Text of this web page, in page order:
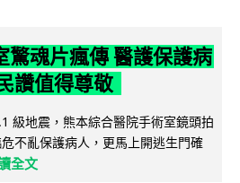
驚魂片瘋傳 醫護保護病
讚值得尊敬
級地震，熊本綜合醫院手術室鏡頭拍
不亂保護病人，更馬上開逃生門確
全文